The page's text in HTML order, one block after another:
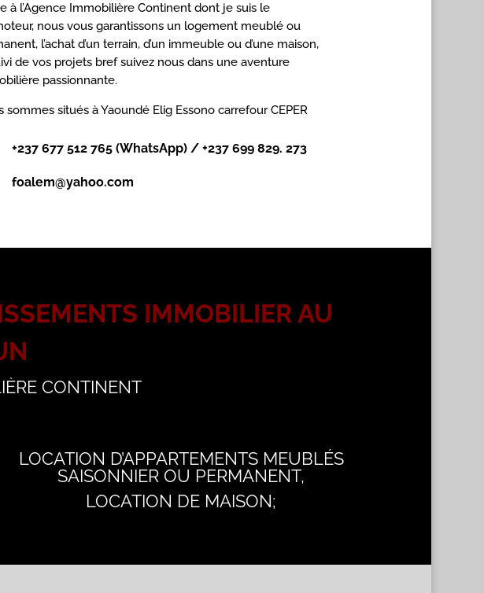
à l’Agence Immobilière Continent dont je suis le
nous vous garantissons un logement meublé ou
l’achat d’un terrain, d’un immeuble ou d’une maison,
de vos projets bref suivez nous dans une aventure
passionnante.
sommes situés à Yaoundé Elig Essono carrefour CEPER
+237 677 512 765 (WhatsApp) / +237 699 829. 273
foalem@yahoo.com
IMMOBILIER AU
CONTINENT
LOCATION D’APPARTEMENTS MEUBLÉS
SAISONNIER OU PERMANENT,
LOCATION DE MAISON;